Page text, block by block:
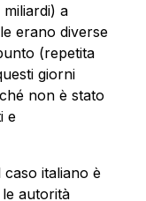
a
erano diverse
(repetita
giorni
non è stato
e
caso italiano è
autorità